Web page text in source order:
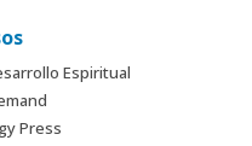
Espiritual
Press